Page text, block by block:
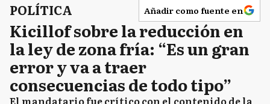
POLÍTICA Añadir como fuente en
Kicillof sobre la reducción en
la ley de zona fría: “Es un gran
error y va a traer
consecuencias de todo tipo”